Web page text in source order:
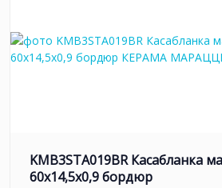
KMB3STA019BR Касабланка
60x14,5x0,9 бордюр